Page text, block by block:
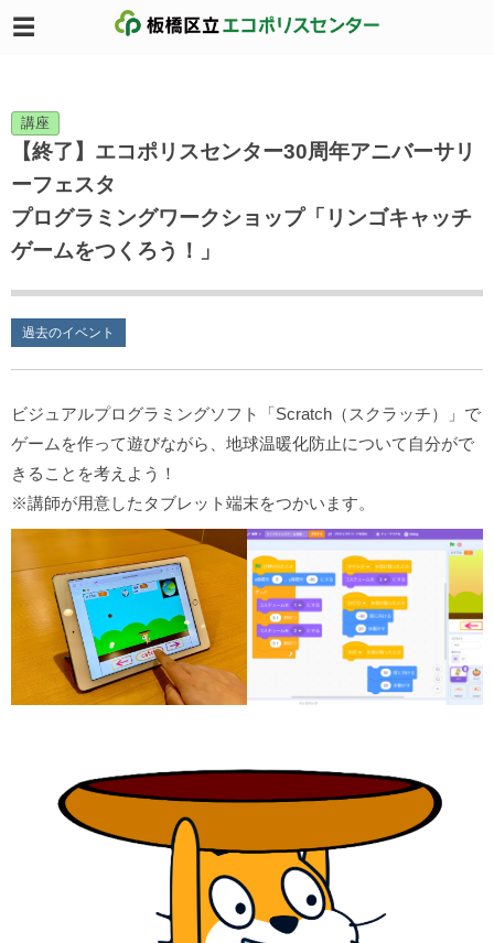
講座
【終了】エコポリスセンター30周年アニバーサリ
ーフェスタ
プログラミングワークショップ「リンゴキャッチ
ゲームをつくろう！」
過去のイベント
ビジュアルプログラミングソフト「Scratch（スクラッチ）」で
ゲームを作って遊びながら、地球温暖化防止について自分がで
きることを考えよう！
※講師が用意したタブレット端末をつかいます。